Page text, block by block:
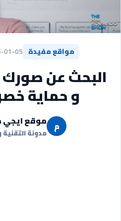
مواقع مفيدة 01-05
البحث عن صورك
و حماية
م موقع ايجي
مدونة